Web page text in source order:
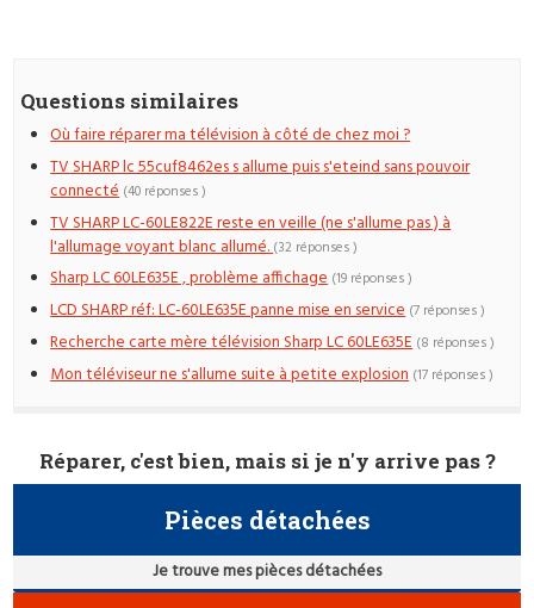
Questions similaires
Où faire réparer ma télévision à côté de chez moi ?
TV SHARP lc 55cuf8462es s allume puis s'eteind sans pouvoir
connecté (40 réponses )
TV SHARP LC-60LE822E reste en veille (ne s'allume pas ) à
l'allumage voyant blanc allumé.(32 réponses )
Sharp LC 60LE635E , problème affichage (19 réponses )
LCD SHARP réf: LC-60LE635E panne mise en service (7 réponses )
Recherche carte mère télévision Sharp LC 60LE635E (8 réponses )
Mon téléviseur ne s'allume suite à petite explosion (17 réponses )
Réparer, c'est bien, mais si je n'y arrive pas ?
Pièces détachées
Je trouve mes pièces détachées